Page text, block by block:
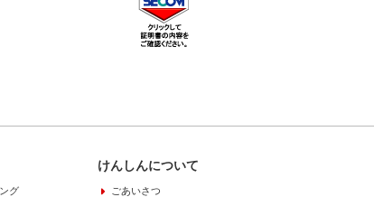
グ
けんしんについて
ごあいさつ